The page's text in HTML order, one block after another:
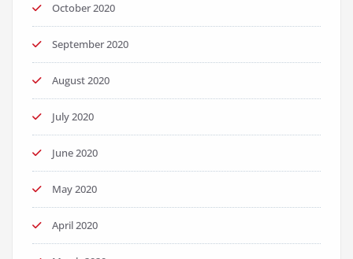
October 2020
September 2020
August 2020
July 2020
June 2020
May 2020
April 2020